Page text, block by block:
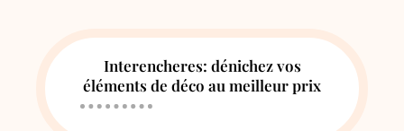
Interencheres: dénichez vos
éléments de déco au meilleur prix